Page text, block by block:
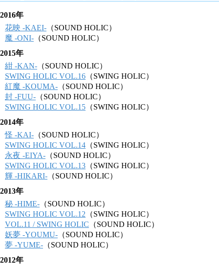
2016年
花映 -KAEI- （SOUND HOLIC）
魔 -ONI- （SOUND HOLIC）
2015年
紺 -KAN- （SOUND HOLIC）
SWING HOLIC VOL.16 （SWING HOLIC）
紅魔 -KOUMA- （SOUND HOLIC）
封 -FUU- （SOUND HOLIC）
SWING HOLIC VOL.15 （SWING HOLIC）
2014年
怪 -KAI- （SOUND HOLIC）
SWING HOLIC VOL.14 （SWING HOLIC）
永夜 -EIYA- （SOUND HOLIC）
SWING HOLIC VOL.13 （SWING HOLIC）
輝 -HIKARI- （SOUND HOLIC）
2013年
秘 -HIME- （SOUND HOLIC）
SWING HOLIC VOL.12 （SWING HOLIC）
VOL.11 / SWING HOLIC （SOUND HOLIC）
妖夢 -YOUMU- （SOUND HOLIC）
夢 -YUME- （SOUND HOLIC）
2012年